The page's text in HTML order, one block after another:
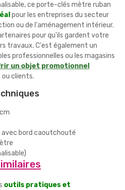
ce porte-clés mètre ruban
pour les entreprises du secteur
ou de l'aménagement intérieur.
pour qu'ils gardent votre
travaux. C'est également un
professionnelles ou les magasins
un objet promotionnel
clients.
avec bord caoutchouté
outils pratiques et